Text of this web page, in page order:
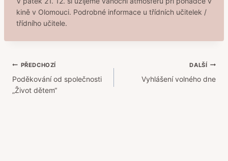
kině v Olomouci. Podrobné informace u třídních učitelek /
třídního učitele.
Navigace
pro
PŘEDCHOZÍ
Poděkování od společnosti
„Život dětem“
DALŠÍ
Vyhlášení volného dne